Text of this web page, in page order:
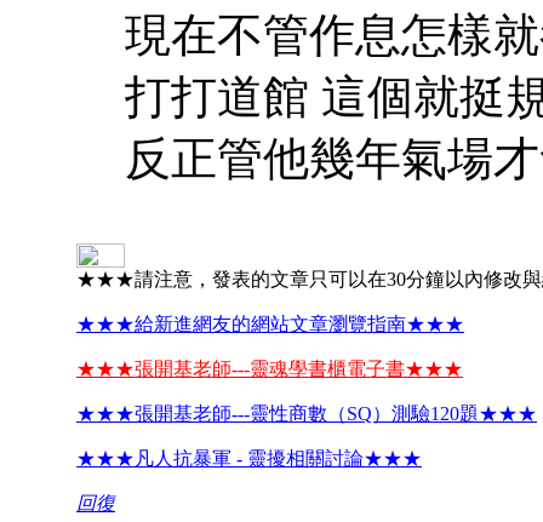
現在不管作息怎樣
打打道館 這個就挺
反正管他幾年氣場
★★★請注意，發表的文章只可以在30分鐘以內修
★★★給新進網友的網站文章瀏覽指南★★★
★★★張開基老師---靈魂學書櫃電子書★★★
★★★張開基老師---靈性商數（SQ）測驗120題★★★
★★★凡人抗暴軍 - 靈擾相關討論★★★
回復